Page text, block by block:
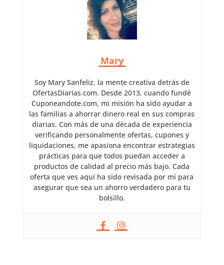
Mary
Soy Mary Sanfeliz, la mente creativa detrás de
OfertasDiarias.com. Desde 2013, cuando fundé
Cuponeandote.com, mi misión ha sido ayudar a
las familias a ahorrar dinero real en sus compras
diarias. Con más de una década de experiencia
verificando personalmente ofertas, cupones y
liquidaciones, me apasiona encontrar estrategias
prácticas para que todos puedan acceder a
productos de calidad al precio más bajo. Cada
oferta que ves aquí ha sido revisada por mí para
asegurar que sea un ahorro verdadero para tu
bolsillo.